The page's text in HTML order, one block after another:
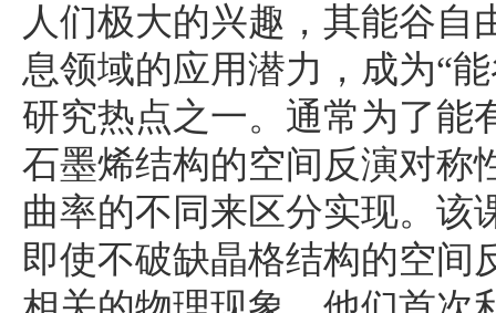
人们极大的兴趣，其能谷自
息领域的应用潜力，成为“
研究热点之一。通常为了能
石墨烯结构的空间反演对称
曲率的不同来区分实现。该
即使不破缺晶格结构的空间